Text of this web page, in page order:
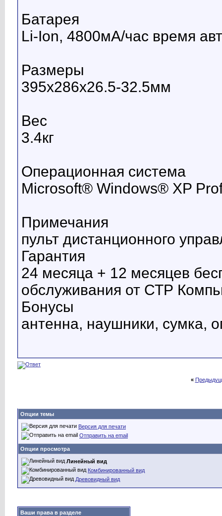
Батарея
Li-Ion, 4800мА/час время
Размеры
395x286x26.5-32.5мм
Вес
3.4кг
Операционная система
Microsoft® Windows® XP
Примечания
пульт дистанционного
Гарантия
24 месяца + 12 месяцев
обслуживания от СТР
Бонусы
антенна, наушники, сумка,
«
Опции темы
Версия для печати
Отправить на email
Опции просмотра
Линейный вид
Комбинированный вид
Древовидный вид
Ваши права в разделе